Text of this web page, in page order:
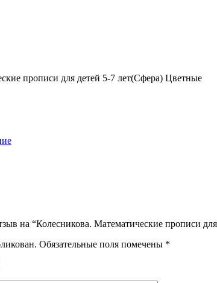
прописи для детей 5-7 лет(Сфера) Цветные
на “Колесникова. Математические прописи
Обязательные поля помечены *